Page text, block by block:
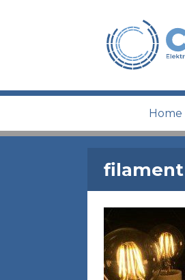
Home
filament